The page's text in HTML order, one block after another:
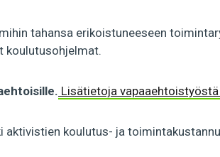
tahansa erikoistuneeseen
koulutusohjelmat.
Lisätietoja
koulutus- ja